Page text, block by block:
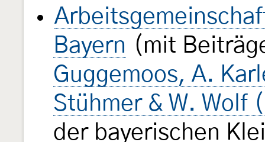
Bayern (mit
Guggemoos, A.
Stühmer & W. Wolf
der bayerischen